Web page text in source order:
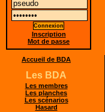
Inscription
Mot de passe
Accueil de BDA
Les BDA
Les membres
Les planches
Les scénarios
Hasard